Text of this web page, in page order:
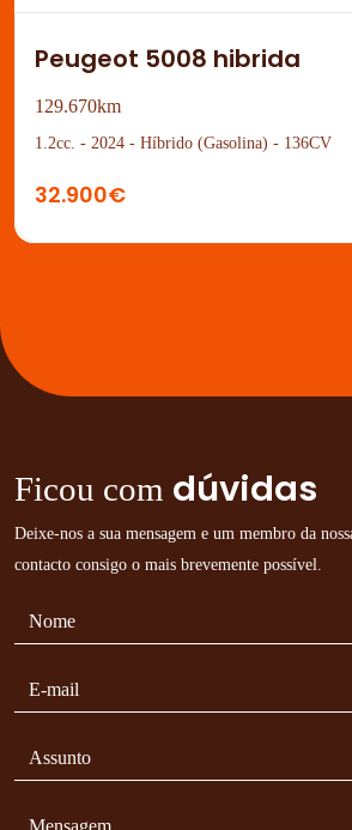
Peugeot 5008 hibrida
129.670km
1.2cc. - 2024 - Híbrido (Gasolina) - 136CV
32.900€
Ficou com dúvidas
Deixe-nos a sua mensagem e um membro da
contacto consigo o mais brevemente possível.